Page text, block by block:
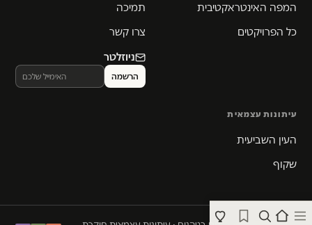
המפה האינטראקטיבית
כל הפרויקטים
תמיכה
צרו קשר
ניוזלטר
עיתונות עצמאית
העין השביעית
שקוף